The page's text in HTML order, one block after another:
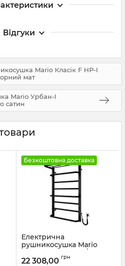
Відгуки
Mario Класік F НР-I
мат
Mario Урбан-I
сатин
Безкоштовна доставка
Електрична
рушникосушка Mario
Люксор-I 800х500/290 TR
К чорний мат
22 308,00 грн